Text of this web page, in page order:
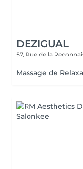
DEZIGUAL
57, Rue de la
Massage de